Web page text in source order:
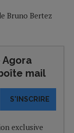
Bruno Bertez
Agora
mail
S'INSCRIRE
exclusive